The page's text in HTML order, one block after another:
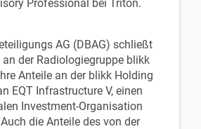
Professional bei Triton.
AG (DBAG) schließt
der Radiologiegruppe blikk
Anteile an der blikk Holding
EQT Infrastructure V, einen
Investment-Organisation
die Anteile des von der